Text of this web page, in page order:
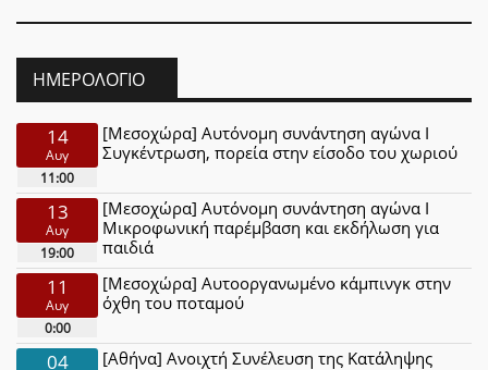
ΗΜΕΡΟΛΌΓΙΟ
14
Αυγ
11:00
[Μεσοχώρα] Αυτόνομη συνάντηση αγώνα Ι
Συγκέντρωση, πορεία στην είσοδο του χωριού
13
Αυγ
19:00
[Μεσοχώρα] Αυτόνομη συνάντηση αγώνα Ι
Μικροφωνική παρέμβαση και εκδήλωση για
παιδιά
11
Αυγ
0:00
[Μεσοχώρα] Αυτοοργανωμένο κάμπινγκ στην
όχθη του ποταμού
04
[Αθήνα] Ανοιχτή Συνέλευση της Κατάληψης